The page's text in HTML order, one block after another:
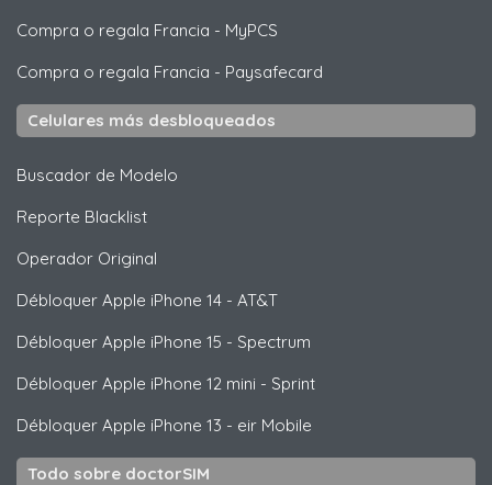
Compra o regala Francia - MyPCS
Compra o regala Francia - Paysafecard
Celulares más desbloqueados
Buscador de Modelo
Reporte Blacklist
Operador Original
Débloquer Apple iPhone 14 - AT&T
Débloquer Apple iPhone 15 - Spectrum
Débloquer Apple iPhone 12 mini - Sprint
Débloquer Apple iPhone 13 - eir Mobile
Todo sobre doctorSIM